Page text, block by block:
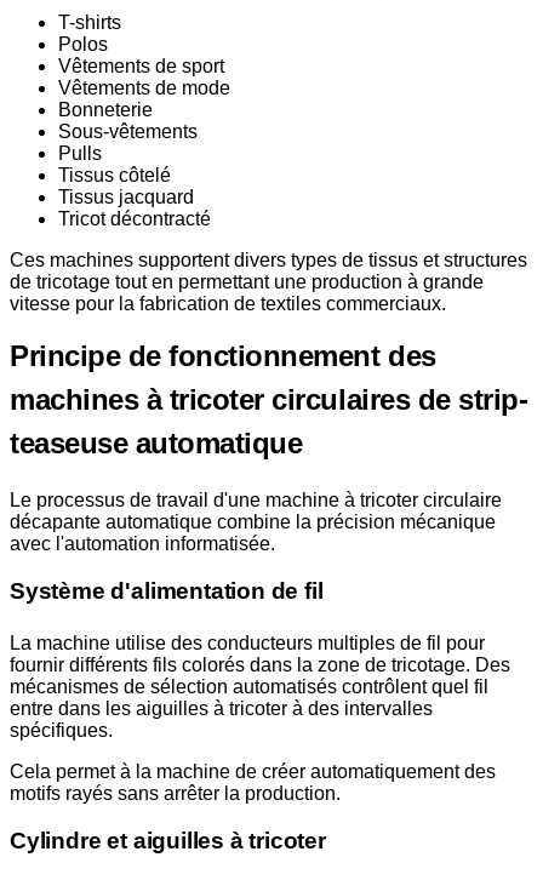
T-shirts
Polos
Vêtements de sport
Vêtements de mode
Bonneterie
Sous-vêtements
Pulls
Tissus côtelé
Tissus jacquard
Tricot décontracté
Ces machines supportent divers types de tissus et structures
de tricotage tout en permettant une production à grande
vitesse pour la fabrication de textiles commerciaux.
Principe de fonctionnement des
machines à tricoter circulaires de strip-
teaseuse automatique
Le processus de travail d'une machine à tricoter circulaire
décapante automatique combine la précision mécanique
avec l'automation informatisée.
Système d'alimentation de fil
La machine utilise des conducteurs multiples de fil pour
fournir différents fils colorés dans la zone de tricotage. Des
mécanismes de sélection automatisés contrôlent quel fil
entre dans les aiguilles à tricoter à des intervalles
spécifiques.
Cela permet à la machine de créer automatiquement des
motifs rayés sans arrêter la production.
Cylindre et aiguilles à tricoter